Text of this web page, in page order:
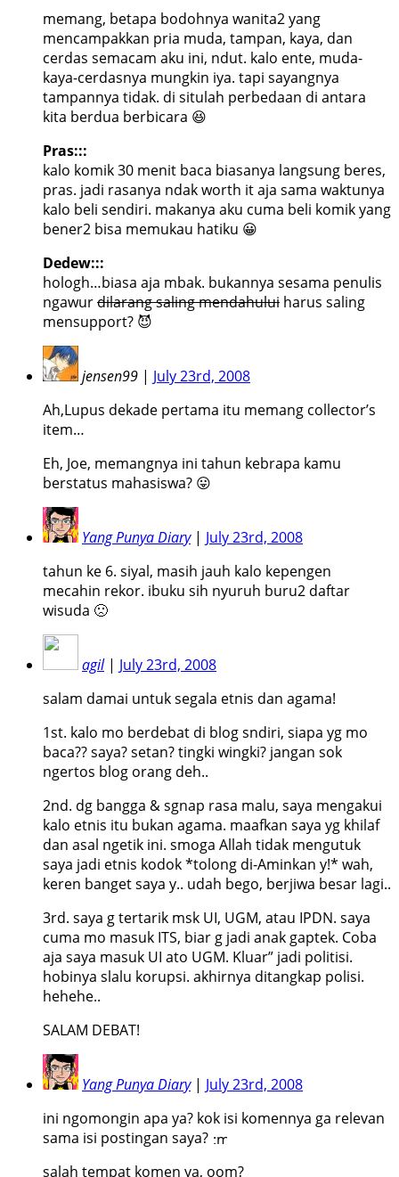
memang, betapa bodohnya wanita2 yang
mencampakkan pria muda, tampan, kaya, dan
cerdas semacam aku ini, ndut. kalo ente, muda-
kaya-cerdasnya mungkin iya. tapi sayangnya
tampannya tidak. di situlah perbedaan di antara
kita berdua berbicara 😆
Pras:::
kalo komik 30 menit baca biasanya langsung beres,
pras. jadi rasanya ndak worth it aja sama waktunya
kalo beli sendiri. makanya aku cuma beli komik yang
bener2 bisa memukau hatiku 😀
Dedew:::
hologh…biasa aja mbak. bukannya sesama penulis
ngawurdilarang saling mendahului harus saling
mensupport? 😈
jensen99 | July 23rd, 2008
Ah,Lupus dekade pertama itu memang collector’s
item…
Eh, Joe, memangnya ini tahun kebrapa kamu
berstatus mahasiswa? 😛
Yang Punya Diary| July 23rd, 2008
tahun ke 6. siyal, masih jauh kalo kepengen
mecahin rekor. ibuku sih nyuruh buru2 daftar
wisuda 🙁
agil| July 23rd, 2008
salam damai untuk segala etnis dan agama!
1st. kalo mo berdebat di blog sndiri, siapa yg mo
baca?? saya? setan? tingki wingki? jangan sok
ngertos blog orang deh..
2nd. dg bangga & sgnap rasa malu, saya mengakui
kalo etnis itu bukan agama. maafkan saya yg khilaf
dan asal ngetik ini. smoga Allah tidak mengutuk
saya jadi etnis kodok *tolong di-Aminkan y!* wah,
keren banget saya y.. udah bego, berjiwa besar lagi..
3rd. saya g tertarik msk UI, UGM, atau IPDN. saya
cuma mo masuk ITS, biar g jadi anak gaptek. Coba
aja saya masuk UI ato UGM. Kluar” jadi politisi.
hobinya slalu korupsi. akhirnya ditangkap polisi.
hehehe..
SALAM DEBAT!
Yang Punya Diary| July 23rd, 2008
ini ngomongin apa ya? kok isi komennya ga relevan
sama isi postingan saya?
salah tempat komen ya, oom?